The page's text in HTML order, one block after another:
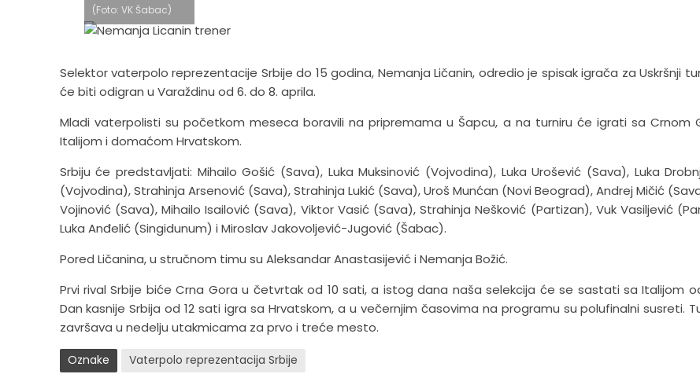
(Foto: VK Šabac)
Selektor vaterpolo reprezentacije Srbije do 15 godina, Nemanja Ličanin, odredio je spisak igrača za Uskršnji
će biti odigran u Varaždinu od 6. do 8. aprila.
Mladi vaterpolisti su početkom meseca boravili na pripremama u Šapcu, a na turniru će igrati sa Crnom
Italijom i domaćom Hrvatskom.
Srbiju će predstavljati: Mihailo Gošić (Sava), Luka Muksinović (Vojvodina), Luka Urošević (Sava), Luka
(Vojvodina), Strahinja Arsenović (Sava), Strahinja Lukić (Sava), Uroš Munćan (Novi Beograd), Andrej Mičić
Vojinović (Sava), Mihailo Isailović (Sava), Viktor Vasić (Sava), Strahinja Nešković (Partizan), Vuk Vasiljević
Luka Anđelić (Singidunum) i Miroslav Jakovoljević-Jugović (Šabac).
Pored Ličanina, u stručnom timu su Aleksandar Anastasijević i Nemanja Božić.
Prvi rival Srbije biće Crna Gora u četvrtak od 10 sati, a istog dana naša selekcija će se sastati sa Italijom
Dan kasnije Srbija od 12 sati igra sa Hrvatskom, a u večernjim časovima na programu su polufinalni susreti.
završava u nedelju utakmicama za prvo i treće mesto.
Oznake Vaterpolo reprezentacija Srbije